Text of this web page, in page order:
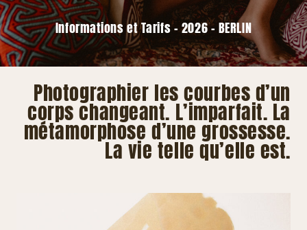
Informations et Tarifs – 2026 – BERLIN
Photographier les courbes d’un
corps changeant. L’imparfait. La
métamorphose d’une grossesse.
La vie telle qu’elle est.